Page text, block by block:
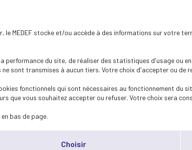
MEDEF stocke et/ou accède à des informations sur votre
performance du site, de réaliser des statistiques d'usage ou
sont transmises à aucun tiers. Votre choix d'accepter ou
fonctionnels qui sont nécessaires au fonctionnement du
vous souhaitez accepter ou refuser. Votre choix sera
en bas de page.
Choisir